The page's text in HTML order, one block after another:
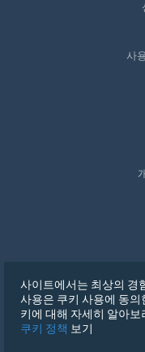
사
사이트에서는 최상의 경
사용은 쿠키 사용에 동
키에 대해 자세히 알아
쿠키 정책 보기